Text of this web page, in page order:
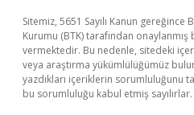
Sitemiz, 5651 Sayılı Kanun
Kurumu (BTK) tarafından onaylanmış
vermektedir. Bu nedenle, sitedeki
veya araştırma yükümlülüğümüz
yazdıkları içeriklerin sorumluluğunu
bu sorumluluğu kabul etmiş sayılırlar.